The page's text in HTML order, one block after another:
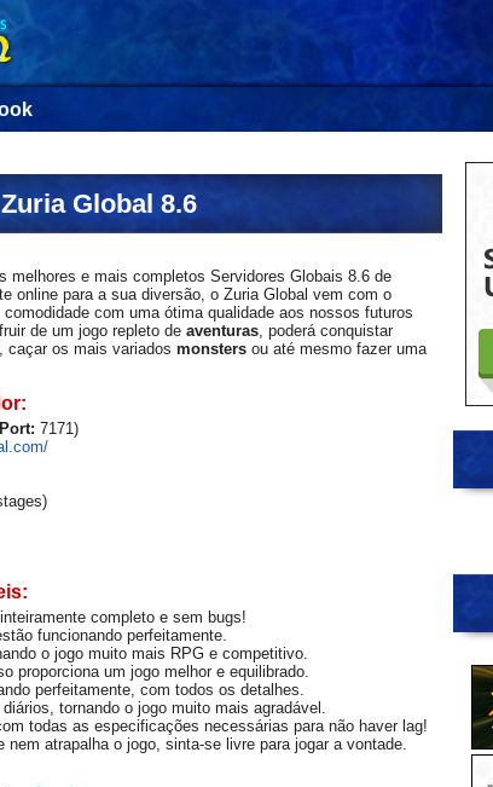
Zuria Global 8.6
melhores e mais completos Servidores Globais 8.6 de
online para a sua diversão, o Zuria Global vem com o
com uma ótima qualidade aos nossos futuros
de um jogo repleto de aventuras, poderá conquistar
caçar os mais variados monsters ou até mesmo fazer uma
7171)
completo e sem bugs!
funcionando perfeitamente.
o jogo muito mais RPG e competitivo.
proporciona um jogo melhor e equilibrado.
perfeitamente, com todos os detalhes.
tornando o jogo muito mais agradável.
todas as especificações necessárias para não haver lag!
nem atrapalha o jogo, sinta-se livre para jogar a vontade.